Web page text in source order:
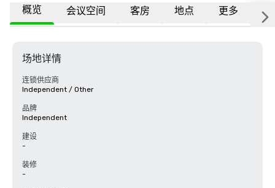
概览 会议空间 客房 地点 更多 常
场地详情
连锁供应商
Independent / Other
品牌
Independent
建设
-
装修
-